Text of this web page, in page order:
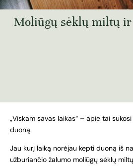
Moliūgų sėklų miltų
„Viskam savas laikas“ – apie tai
duoną.
Jau kurį laiką norėjau kepti duoną iš
užburiančio žalumo moliūgų sėklų